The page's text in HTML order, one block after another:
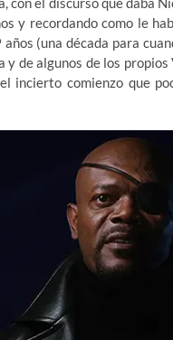
y recordando como le
(una década para
de algunos de los
incierto comienzo que